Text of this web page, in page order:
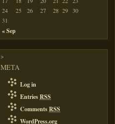
« Sep
24
25 26 27 28 29 30
31
>
META
Log in
EntriesRSS
CommentsRSS
WordPress.org